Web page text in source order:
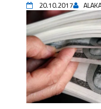
впечатляющим шоу
фонтанов в Royal
Аида САЛЯНОВА:
союзунун
шайланышым
жоопкерчилик!"
Садыр ЖАПАРОВ:
адабият алпы чыгыш
уланышы үчүн журнал
20.10.2017